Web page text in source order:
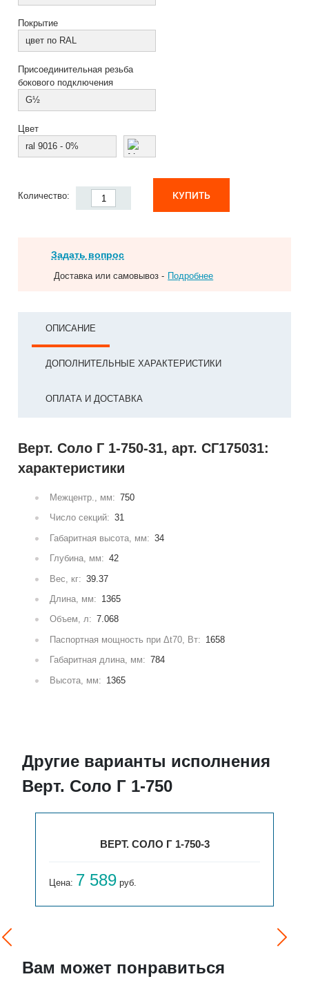
Покрытие
цвет по RAL
Присоединительная резьба
бокового подключения
G½
Цвет
ral 9016 - 0%
Количество: КУПИТЬ
Задать вопрос
Доставка или самовывоз - Подробнее
ОПИСАНИЕ
ДОПОЛНИТЕЛЬНЫЕ ХАРАКТЕРИСТИКИ
ОПЛАТА И ДОСТАВКА
Верт. Соло Г 1-750-31, арт. СГ175031:
характеристики
Межцентр., мм: 750
Число секций: 31
Габаритная высота, мм: 34
Глубина, мм: 42
Вес, кг: 39.37
Длина, мм: 1365
Объем, л: 7.068
Паспортная мощность при Δt70, Вт: 1658
Габаритная длина, мм: 784
Высота, мм: 1365
Другие варианты исполнения
Верт. Соло Г 1-750
ВЕРТ. СОЛО Г 1-750-3
Цена: 7 589 руб.
Вам может понравиться